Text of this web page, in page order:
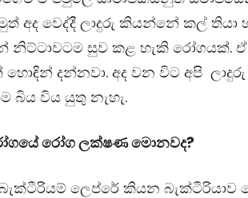
අද වෙද්දී ලාදුරු කියන්නේ කල් තියා
නිට්ටාවටම සුව කළ හැකි රෝගයක්. ඒ
හොඳින් දන්නවා. අද වන විට අපි
බිය විය යුතු නැහැ.
රෝග ලක්ෂණ මොනවද?
ලෙප්රේ කියන බැක්ටීරියාව